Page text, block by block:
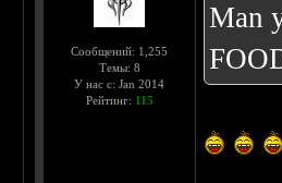
Сообщений: 1,255
Темы: 8
У нас с: Jan 2014
Рейтинг: 115
Man